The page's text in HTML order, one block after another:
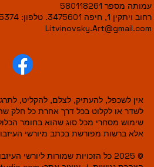
עמותה מספר 580118261
רחוב ויתקין 1, חיפה 3475601. טלפון: 050-8565374.
Litvinovsky.Art@gmail.com
אין לשכפל, להעתיק, לצלם, להקליט,
לשדר או לקלוט בכל דרך אחרת כל חלק
שימוש מסחרי מכל סוג שהוא בחומר
אלא ברשות מפורשת בכתב מיורשי
© 2025 כל הזכויות שמורות ליורשי העיזבון של פנחס ליטבינובסקי.